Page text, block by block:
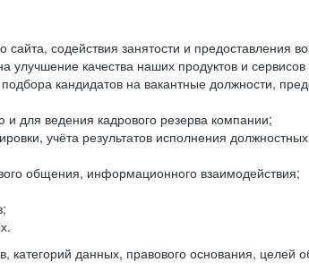
содействия занятости и предоставления
качества наших продуктов и
кандидатов на вакантные должности,
для ведения кадрового резерва компании;
учёта результатов исполнения
общения, информационного взаимодействия;
данных, правового основания, целей